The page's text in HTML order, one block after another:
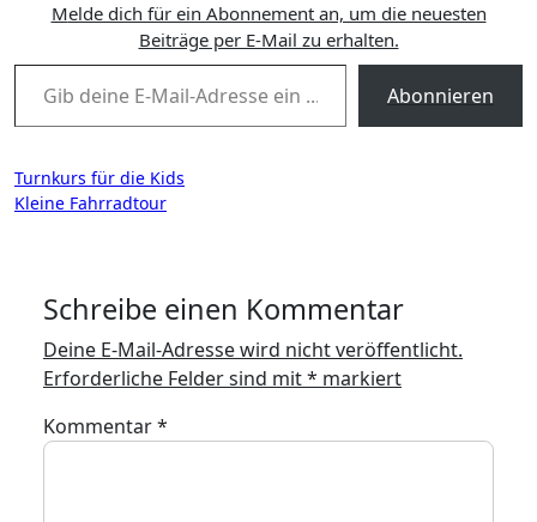
Melde dich für ein Abonnement an, um die neuesten
Beiträge per E-Mail zu erhalten.
Gib deine E-Mail-Adresse ein ...
Abonnieren
Beitragsnavigation
Turnkurs für die Kids
Kleine Fahrradtour
Schreibe einen Kommentar
Deine E-Mail-Adresse wird nicht veröffentlicht.
Erforderliche Felder sind mit* markiert
Kommentar*